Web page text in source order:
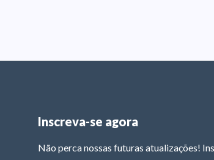
Inscreva-se agora
Não perca nossas futuras atualizações!